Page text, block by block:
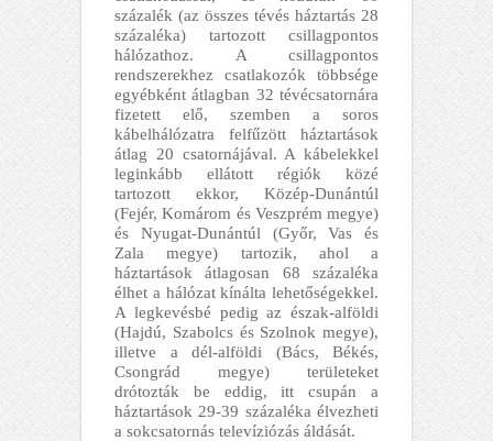
százalék (az összes tévés háztartás 28
százaléka) tartozott csillagpontos
hálózathoz. A csillagpontos
rendszerekhez csatlakozók többsége
egyébként átlagban 32 tévécsatornára
fizetett elő, szemben a soros
kábelhálózatra felfűzött háztartások
átlag 20 csatornájával. A kábelekkel
leginkább ellátott régiók közé
tartozott ekkor, Közép-Dunántúl
(Fejér, Komárom és Veszprém megye)
és Nyugat-Dunántúl (Győr, Vas és
Zala megye) tartozik, ahol a
háztartások átlagosan 68 százaléka
élhet a hálózat kínálta lehetőségekkel.
A legkevésbé pedig az észak-alföldi
(Hajdú, Szabolcs és Szolnok megye),
illetve a dél-alföldi (Bács, Békés,
Csongrád megye) területeket
drótozták be eddig, itt csupán a
háztartások 29-39 százaléka élvezheti
a sokcsatornás televíziózás áldását.